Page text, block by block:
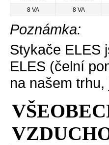
8 VA
8 VA
Poznámka:
Stykače ELES
ELES (čelní
na našem